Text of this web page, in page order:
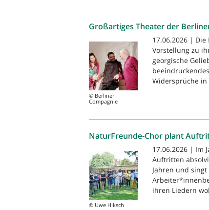
Großartiges Theater der
© Berliner
Compagnie
17.06.2026 |
Vorstellung zu
georgische
Widersprüche
NaturFreunde-Chor plant
© Uwe Hiksch
17.06.2026 | Im
Auftritten
Jahren und
ihren Liedern